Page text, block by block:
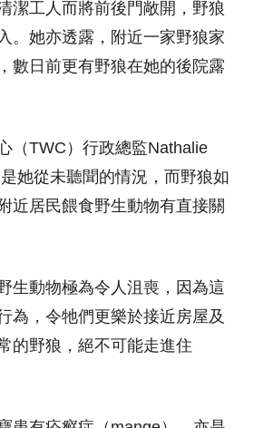
潔工人而將前後門敞開，野狼
。她亦透露，附近一家野狼家
數日前更有野狼在她的後院露
（TWC）行政總監Nathalie
她從未聽聞的情況，而野狼如
近居民餵食野生動物有直接關
生動物極為令人沮喪，因為這
為，令牠們更樂於接近房屋及
的野狼，絕不可能走進住